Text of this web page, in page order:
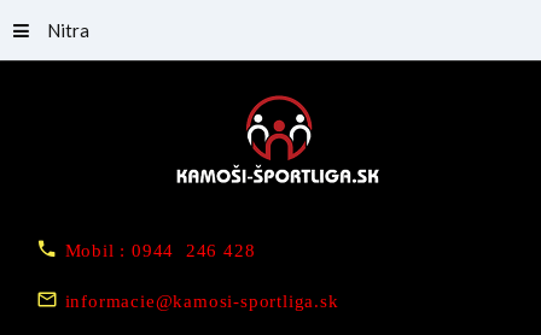
Mobil : 0944 246 428
informacie@kamosi-sportliga.sk
Nitra